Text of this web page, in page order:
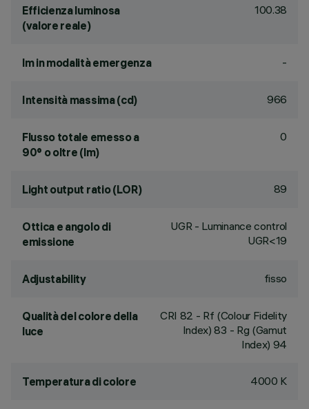
Efficienza luminosa
(valore reale)
100.38
lm in modalità emergenza -
Intensità massima (cd) 966
Flusso totale emesso a
90° o oltre (lm)
0
Light output ratio (LOR) 89
Ottica e angolo di
emissione
UGR - Luminance control
UGR<19
Adjustability fisso
Qualità del colore della
luce
CRI 82 - Rf (Colour Fidelity
Index) 83 - Rg (Gamut
Index) 94
Temperatura di colore 4000 K